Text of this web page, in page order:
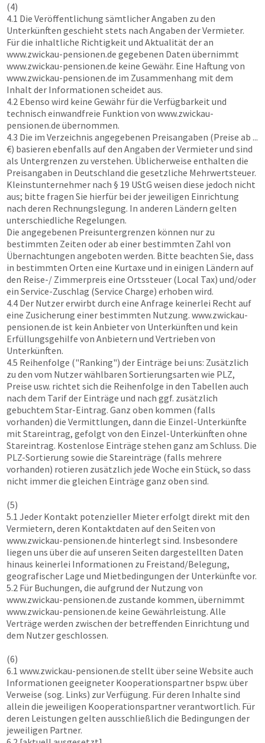
(4)
4.1 Die Veröffentlichung sämtlicher Angaben zu den
Unterkünften geschieht stets nach Angaben der Vermieter.
Für die inhaltliche Richtigkeit und Aktualität der an
www.zwickau-pensionen.de gegebenen Daten übernimmt
www.zwickau-pensionen.de keine Gewähr. Eine Haftung von
www.zwickau-pensionen.de im Zusammenhang mit dem
Inhalt der Informationen scheidet aus.
4.2 Ebenso wird keine Gewähr für die Verfügbarkeit und
technisch einwandfreie Funktion von www.zwickau-
pensionen.de übernommen.
4.3 Die im Verzeichnis angegebenen Preisangaben (Preise ab ...
€) basieren ebenfalls auf den Angaben der Vermieter und sind
als Untergrenzen zu verstehen. Üblicherweise enthalten die
Preisangaben in Deutschland die gesetzliche Mehrwertsteuer.
Kleinstunternehmer nach § 19 UStG weisen diese jedoch nicht
aus; bitte fragen Sie hierfür bei der jeweiligen Einrichtung
nach deren Rechnungslegung. In anderen Ländern gelten
unterschiedliche Regelungen.
Die angegebenen Preisuntergrenzen können nur zu
bestimmten Zeiten oder ab einer bestimmten Zahl von
Übernachtungen angeboten werden. Bitte beachten Sie, dass
in bestimmten Orten eine Kurtaxe und in einigen Ländern auf
den Reise-/ Zimmerpreis eine Ortssteuer (Local Tax) und/oder
ein Service-Zuschlag (Service Charge) erhoben wird.
4.4 Der Nutzer erwirbt durch eine Anfrage keinerlei Recht auf
eine Zusicherung einer bestimmten Nutzung. www.zwickau-
pensionen.de ist kein Anbieter von Unterkünften und kein
Erfüllungsgehilfe von Anbietern und Vertrieben von
Unterkünften.
4.5 Reihenfolge ("Ranking") der Einträge bei uns: Zusätzlich
zu den vom Nutzer wählbaren Sortierungsarten wie PLZ,
Preise usw. richtet sich die Reihenfolge in den Tabellen auch
nach dem Tarif der Einträge und nach ggf. zusätzlich
gebuchtem Star-Eintrag. Ganz oben kommen (falls
vorhanden) die Vermittlungen, dann die Einzel-Unterkünfte
mit Stareintrag, gefolgt von den Einzel-Unterkünften ohne
Stareintrag. Kostenlose Einträge stehen ganz am Schluss. Die
PLZ-Sortierung sowie die Stareinträge (falls mehrere
vorhanden) rotieren zusätzlich jede Woche ein Stück, so dass
nicht immer die gleichen Einträge ganz oben sind.
(5)
5.1 Jeder Kontakt potenzieller Mieter erfolgt direkt mit den
Vermietern, deren Kontaktdaten auf den Seiten von
www.zwickau-pensionen.de hinterlegt sind. Insbesondere
liegen uns über die auf unseren Seiten dargestellten Daten
hinaus keinerlei Informationen zu Freistand/Belegung,
geografischer Lage und Mietbedingungen der Unterkünfte vor.
5.2 Für Buchungen, die aufgrund der Nutzung von
www.zwickau-pensionen.de zustande kommen, übernimmt
www.zwickau-pensionen.de keine Gewährleistung. Alle
Verträge werden zwischen der betreffenden Einrichtung und
dem Nutzer geschlossen.
(6)
6.1 www.zwickau-pensionen.de stellt über seine Website auch
Informationen geeigneter Kooperationspartner bspw. über
Verweise (sog. Links) zur Verfügung. Für deren Inhalte sind
allein die jeweiligen Kooperationspartner verantwortlich. Für
deren Leistungen gelten ausschließlich die Bedingungen der
jeweiligen Partner.